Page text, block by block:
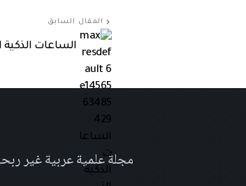
المقال السابق
الساعات